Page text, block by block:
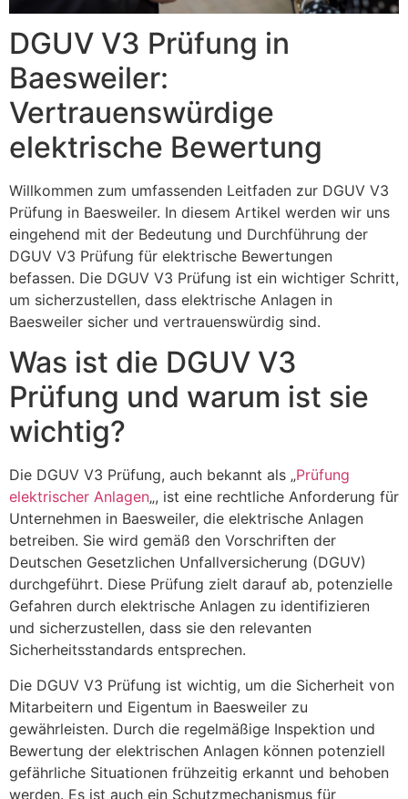
DGUV V3 Prüfung in
Baesweiler:
Vertrauenswürdige
elektrische Bewertung
Willkommen zum umfassenden Leitfaden zur DGUV V3
Prüfung in Baesweiler. In diesem Artikel werden wir uns
eingehend mit der Bedeutung und Durchführung der
DGUV V3 Prüfung für elektrische Bewertungen
befassen. Die DGUV V3 Prüfung ist ein wichtiger Schritt,
um sicherzustellen, dass elektrische Anlagen in
Baesweiler sicher und vertrauenswürdig sind.
Was ist die DGUV V3
Prüfung und warum ist sie
wichtig?
Die DGUV V3 Prüfung, auch bekannt als „Prüfung
elektrischer Anlagen„, ist eine rechtliche Anforderung für
Unternehmen in Baesweiler, die elektrische Anlagen
betreiben. Sie wird gemäß den Vorschriften der
Deutschen Gesetzlichen Unfallversicherung (DGUV)
durchgeführt. Diese Prüfung zielt darauf ab, potenzielle
Gefahren durch elektrische Anlagen zu identifizieren
und sicherzustellen, dass sie den relevanten
Sicherheitsstandards entsprechen.
Die DGUV V3 Prüfung ist wichtig, um die Sicherheit von
Mitarbeitern und Eigentum in Baesweiler zu
gewährleisten. Durch die regelmäßige Inspektion und
Bewertung der elektrischen Anlagen können potenziell
gefährliche Situationen frühzeitig erkannt und behoben
werden. Es ist auch ein Schutzmechanismus für